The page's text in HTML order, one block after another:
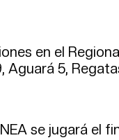
en el
Aguará 5,
se jugará el